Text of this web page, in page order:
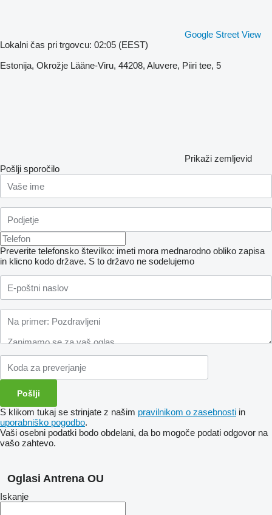
Google Street View
Lokalni čas pri trgovcu: 02:05 (EEST)
Estonija, Okrožje Lääne-Viru, 44208, Aluvere, Piiri tee, 5
Prikaži zemljevid
Pošlji sporočilo
Preverite telefonsko številko: imeti mora mednarodno obliko zapisa
in klicno kodo države. S to državo ne sodelujemo
S klikom tukaj se strinjate z našim pravilnikom o zasebnosti in
uporabniško pogodbo.
Vaši osebni podatki bodo obdelani, da bo mogoče podati odgovor na
vašo zahtevo.
Oglasi Antrena OU
Iskanje